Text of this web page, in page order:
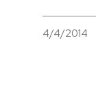
4/4/2014